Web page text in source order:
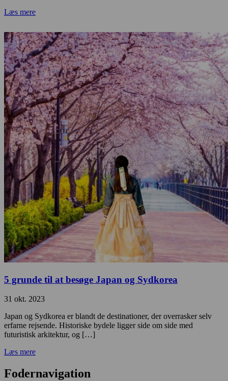
Læs mere
5 grunde til at besøge Japan og Sydkorea
31 okt. 2023
Japan og Sydkorea er blandt de destinationer, der overrasker selv
erfarne rejsende. Historiske bydele ligger side om side med
futuristisk arkitektur, og […]
Læs mere
Fodernavigation